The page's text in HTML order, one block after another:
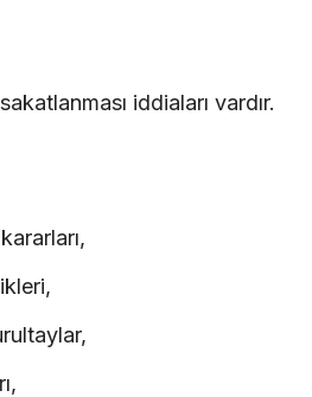
iddiaları vardır.